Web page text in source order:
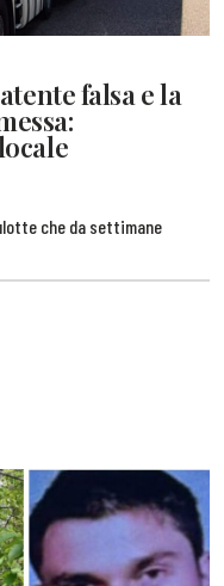
falsa e la
che da settimane